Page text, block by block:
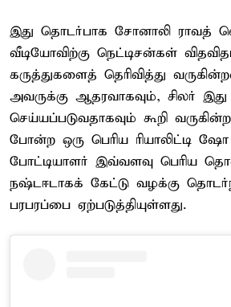
இது தொடர்பாக சோனாலி ராவத்
வீடியோவிற்கு நெட்டிசன்கள்
கருத்துகளைத் தெரிவித்து
அவருக்கு ஆதரவாகவும், சிலர் இது
செய்யப்படுவதாகவும் கூறி
போன்ற ஒரு பெரிய ரியாலிட்டி ஷோ
போட்டியாளர் இவ்வளவு பெரிய
நஷ்டஈடாகக் கேட்டு வழக்கு
பரபரப்பை ஏற்படுத்தியுள்ளது.